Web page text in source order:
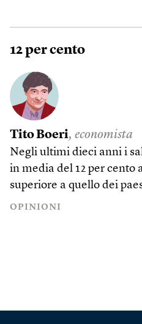
12 per cento
Tito Boeri, economista
Negli ultimi dieci anni i
in media del 12 per cento
superiore a quello dei
OPINIONI